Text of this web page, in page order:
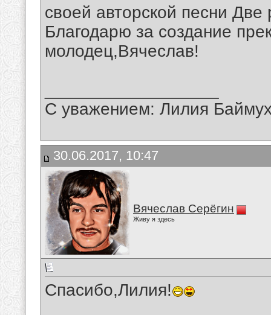
своей авторской песни
Благодарю за создание
молодец,Вячеслав!
С уважением: Лилия
30.06.2017, 10:47
Вячеслав Серёгин
Живу я здесь
Спасибо,Лилия!